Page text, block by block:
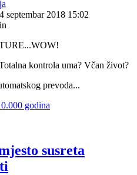
septembar 2018 15:02
kontrola uma? Včan život?
prevoda...
godina
susreta